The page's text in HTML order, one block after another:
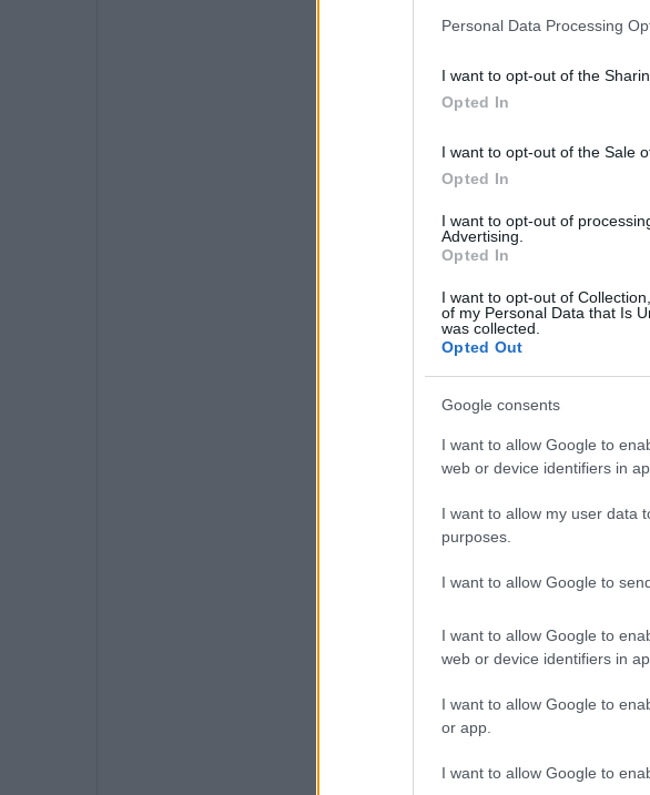
Personal Data Processing
I want to opt-out of the
Opted In
I want to opt-out of the Sale
Opted In
I want to opt-out of
Advertising.
Opted In
I want to opt-out of
of my Personal Data that Is
was collected.
Opted Out
Google consents
I want to allow Google to
web or device identifiers in
I want to allow my user data
purposes.
I want to allow Google to
I want to allow Google to
web or device identifiers in
I want to allow Google to
or app.
I want to allow Google to